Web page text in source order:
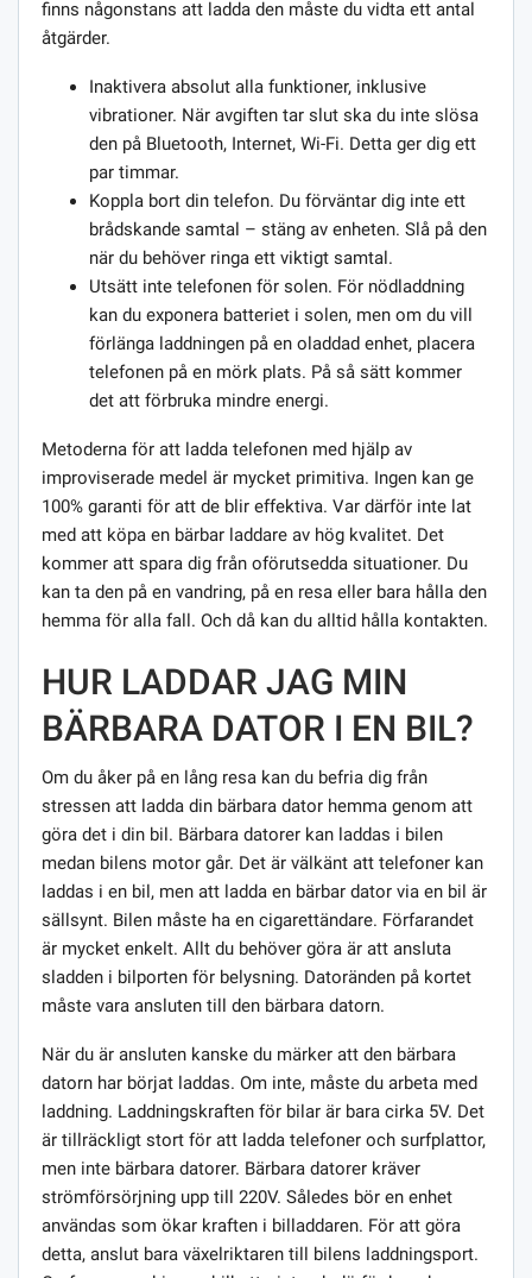
finns någonstans att ladda den måste du vidta ett antal
åtgärder.
Inaktivera absolut alla funktioner, inklusive
vibrationer. När avgiften tar slut ska du inte slösa
den på Bluetooth, Internet, Wi-Fi. Detta ger dig ett
par timmar.
Koppla bort din telefon. Du förväntar dig inte ett
brådskande samtal – stäng av enheten. Slå på den
när du behöver ringa ett viktigt samtal.
Utsätt inte telefonen för solen. För nödladdning
kan du exponera batteriet i solen, men om du vill
förlänga laddningen på en oladdad enhet, placera
telefonen på en mörk plats. På så sätt kommer
det att förbruka mindre energi.
Metoderna för att ladda telefonen med hjälp av
improviserade medel är mycket primitiva. Ingen kan ge
100% garanti för att de blir effektiva. Var därför inte lat
med att köpa en bärbar laddare av hög kvalitet. Det
kommer att spara dig från oförutsedda situationer. Du
kan ta den på en vandring, på en resa eller bara hålla den
hemma för alla fall. Och då kan du alltid hålla kontakten.
HUR LADDAR JAG MIN
BÄRBARA DATOR I EN BIL?
Om du åker på en lång resa kan du befria dig från
stressen att ladda din bärbara dator hemma genom att
göra det i din bil. Bärbara datorer kan laddas i bilen
medan bilens motor går. Det är välkänt att telefoner kan
laddas i en bil, men att ladda en bärbar dator via en bil är
sällsynt. Bilen måste ha en cigarettändare. Förfarandet
är mycket enkelt. Allt du behöver göra är att ansluta
sladden i bilporten för belysning. Datoränden på kortet
måste vara ansluten till den bärbara datorn.
När du är ansluten kanske du märker att den bärbara
datorn har börjat laddas. Om inte, måste du arbeta med
laddning. Laddningskraften för bilar är bara cirka 5V. Det
är tillräckligt stort för att ladda telefoner och surfplattor,
men inte bärbara datorer. Bärbara datorer kräver
strömförsörjning upp till 220V. Således bör en enhet
användas som ökar kraften i billaddaren. För att göra
detta, anslut bara växelriktaren till bilens laddningsport.